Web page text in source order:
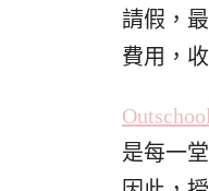
請假，
費用，
Outschool
是每一